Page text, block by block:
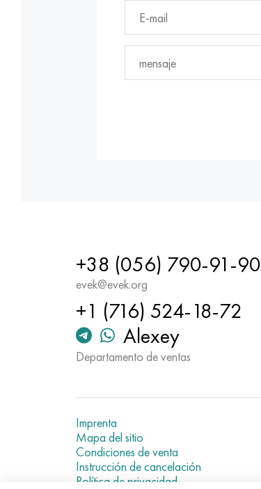
+38 (056) 790-91-90
evek@evek.org
+1 (716) 524-18-72
Alexey
Departamento de ventas
Imprenta
Mapa del sitio
Condiciones de venta
Instrucción de cancelación
Política de privacidad